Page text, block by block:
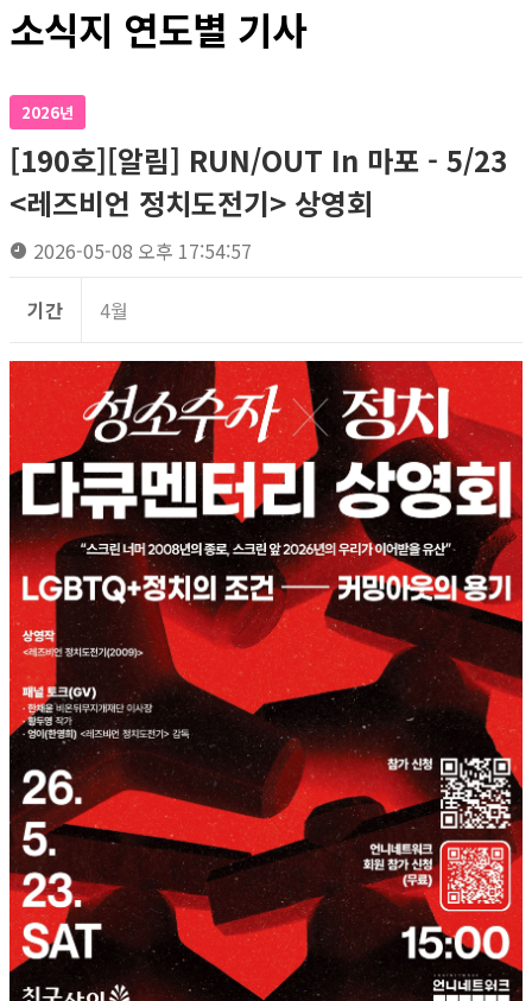
소식지 연도별 기사
2026년
[190호][알림] RUN/OUT In 마포 - 5/23
<레즈비언 정치도전기> 상영회
2026-05-08 오후 17:54:57
기간 4월